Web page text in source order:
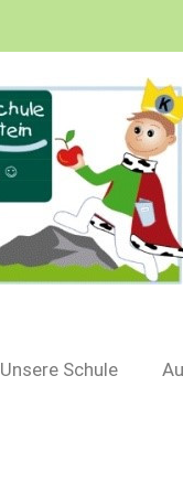
Unsere Schule